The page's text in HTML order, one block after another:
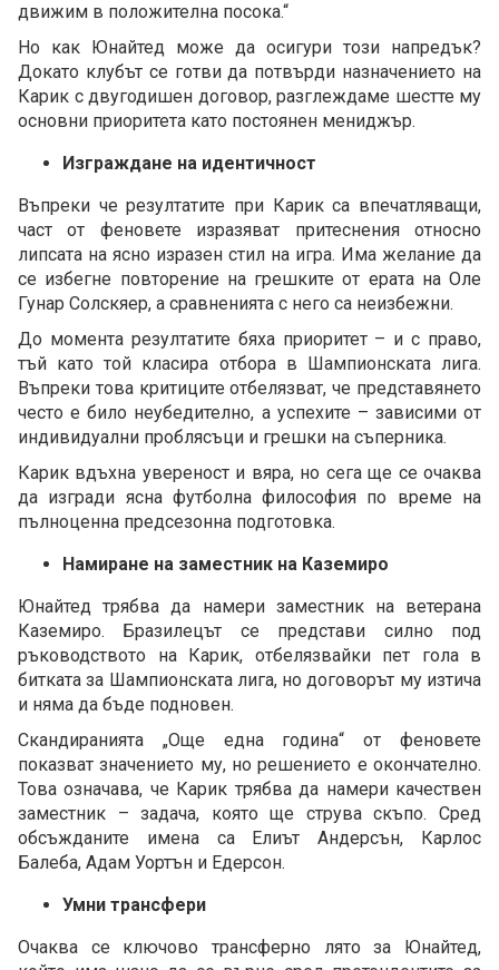
движим в положителна посока.“
Но как Юнайтед може да осигури този напредък?
Докато клубът се готви да потвърди назначението на
Карик с двугодишен договор, разглеждаме шестте му
основни приоритета като постоянен мениджър.
Изграждане на идентичност
Въпреки че резултатите при Карик са впечатляващи,
част от феновете изразяват притеснения относно
липсата на ясно изразен стил на игра. Има желание да
се избегне повторение на грешките от ерата на Оле
Гунар Солскяер, а сравненията с него са неизбежни.
До момента резултатите бяха приоритет – и с право,
тъй като той класира отбора в Шампионската лига.
Въпреки това критиците отбелязват, че представянето
често е било неубедително, а успехите – зависими от
индивидуални проблясъци и грешки на съперника.
Карик вдъхна увереност и вяра, но сега ще се очаква
да изгради ясна футболна философия по време на
пълноценна предсезонна подготовка.
Намиране на заместник на Каземиро
Юнайтед трябва да намери заместник на ветерана
Каземиро. Бразилецът се представи силно под
ръководството на Карик, отбелязвайки пет гола в
битката за Шампионската лига, но договорът му изтича
и няма да бъде подновен.
Скандиранията „Още една година“ от феновете
показват значението му, но решението е окончателно.
Това означава, че Карик трябва да намери качествен
заместник – задача, която ще струва скъпо. Сред
обсъжданите имена са Елиът Андерсън, Карлос
Балеба, Адам Уортън и Едерсон.
Умни трансфери
Очаква се ключово трансферно лято за Юнайтед,